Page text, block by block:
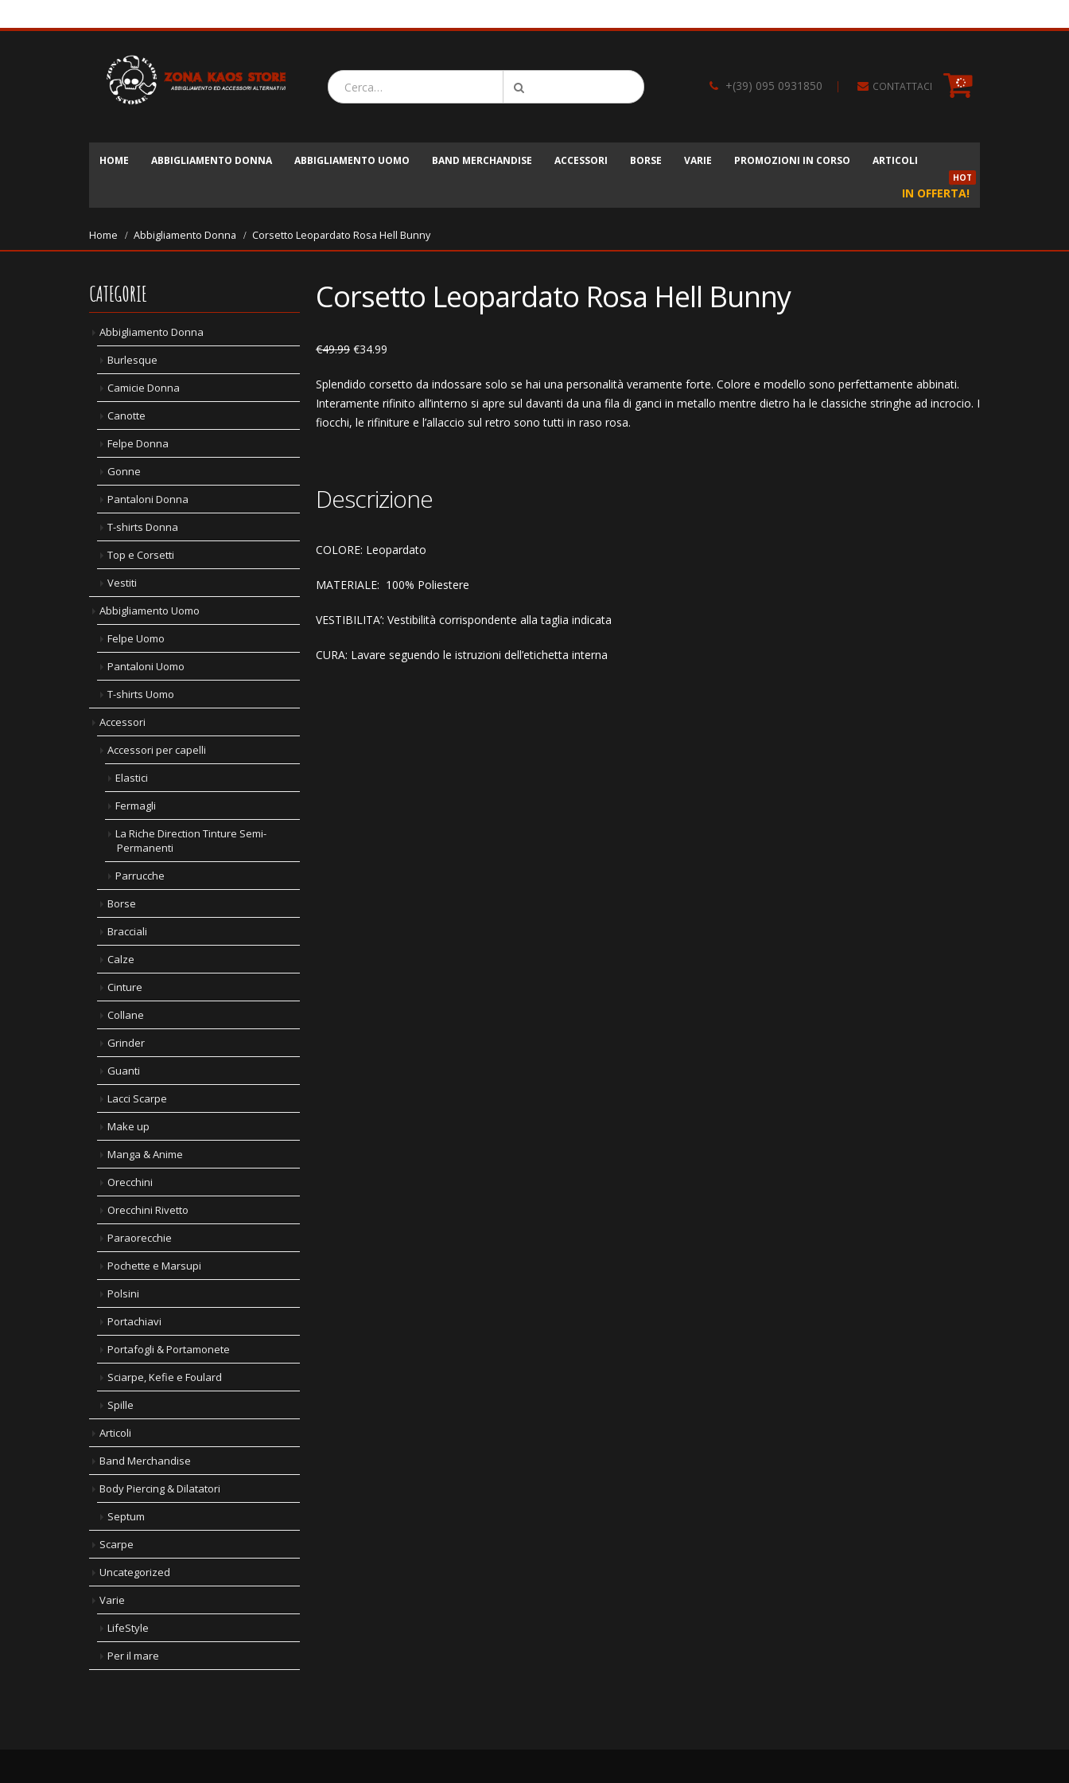
+(39) 095 0931850 | CONTATTACI
HOME ABBIGLIAMENTO DONNA ABBIGLIAMENTO UOMO BAND MERCHANDISE ACCESSORI BORSE VARIE PROMOZIONI IN CORSO ARTICOLI
IN OFFERTA!
HOT
Home Abbigliamento Donna Corsetto Leopardato Rosa Hell Bunny
Corsetto Leopardato Rosa Hell Bunny
€49.99 €34.99
Splendido corsetto da indossare solo se hai una personalità veramente forte. Colore e modello sono perfettamente abbinati.
Interamente rifinito all’interno si apre sul davanti da una fila di ganci in metallo mentre dietro ha le classiche stringhe ad incrocio. I
fiocchi, le rifiniture e l’allaccio sul retro sono tutti in raso rosa.
Descrizione
COLORE: Leopardato
MATERIALE: 100% Poliestere
VESTIBILITA’: Vestibilità corrispondente alla taglia indicata
CURA: Lavare seguendo le istruzioni dell’etichetta interna
CATEGORIE
Abbigliamento Donna
Burlesque
Camicie Donna
Canotte
Felpe Donna
Gonne
Pantaloni Donna
T-shirts Donna
Top e Corsetti
Vestiti
Abbigliamento Uomo
Felpe Uomo
Pantaloni Uomo
T-shirts Uomo
Accessori
Accessori per capelli
Elastici
Fermagli
La Riche Direction Tinture Semi-
Permanenti
Parrucche
Borse
Bracciali
Calze
Cinture
Collane
Grinder
Guanti
Lacci Scarpe
Make up
Manga & Anime
Orecchini
Orecchini Rivetto
Paraorecchie
Pochette e Marsupi
Polsini
Portachiavi
Portafogli & Portamonete
Sciarpe, Kefie e Foulard
Spille
Articoli
Band Merchandise
Body Piercing & Dilatatori
Septum
Scarpe
Uncategorized
Varie
LifeStyle
Per il mare